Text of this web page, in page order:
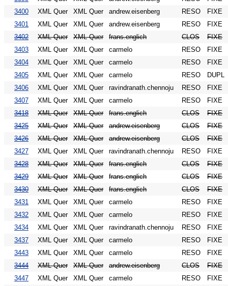
3400
XML Quer XML Quer andrew.eisenberg RESO
FIXE
3401
XML Quer XML Quer andrew.eisenberg RESO
FIXE
3402
XML Quer XML Quer frans.englich CLOS
FIXE
3403
XML Quer XML Quer carmelo RESO
FIXE
3404
XML Quer XML Quer carmelo RESO
FIXE
3405
XML Quer XML Quer carmelo RESO
DUPL
3406
XML Quer XML Quer ravindranath.chennoju RESO
FIXE
3407
XML Quer XML Quer carmelo RESO
FIXE
3418
XML Quer XML Quer frans.englich CLOS
FIXE
3425
XML Quer XML Quer andrew.eisenberg CLOS
FIXE
3426
XML Quer XML Quer andrew.eisenberg CLOS
FIXE
3427
XML Quer XML Quer ravindranath.chennoju RESO
FIXE
3428
XML Quer XML Quer frans.englich CLOS
FIXE
3429
XML Quer XML Quer frans.englich CLOS
FIXE
3430
XML Quer XML Quer frans.englich CLOS
FIXE
3431
XML Quer XML Quer carmelo RESO
FIXE
3432
XML Quer XML Quer carmelo RESO
FIXE
3434
XML Quer XML Quer ravindranath.chennoju RESO
FIXE
3437
XML Quer XML Quer carmelo RESO
FIXE
3443
XML Quer XML Quer carmelo RESO
FIXE
3444
XML Quer XML Quer andrew.eisenberg CLOS
FIXE
3447
XML Quer XML Quer carmelo RESO
FIXE